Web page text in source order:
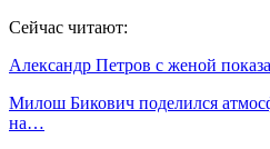
Сейчас читают:
Александр Петров с женой
Милош Бикович поделился
на…